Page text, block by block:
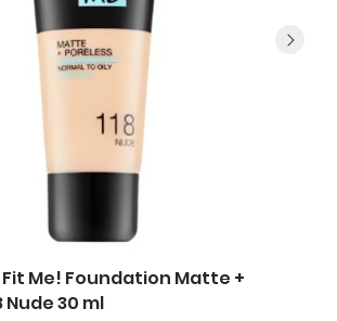
Me! Foundation Matte +
Nude 30 ml